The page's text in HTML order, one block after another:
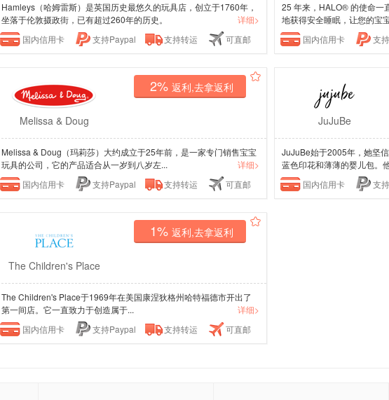
Hamleys（哈姆雷斯）是英国历史最悠久的玩具店，创立于1760年，
坐落于伦敦摄政街，已有超过260年的历史。
详细>
国内信用卡
支持Paypal 支持转运 可直邮
25 年来，HALO® 的使命一
地获得安全睡眠，让您的宝
国内信用卡
支
Melissa & Doug
2% 返利,去拿返利
Melissa & Doug（玛莉莎）大约成立于25年前，是一家专门销售宝宝
玩具的公司，它的产品适合从一岁到八岁左...
详细>
国内信用卡
支持Paypal 支持转运 可直邮
JuJuBe
JuJuBe始于2005年，她坚
蓝色印花和薄薄的婴儿包。
国内信用卡
支
The Children's Place
1% 返利,去拿返利
The Children's Place于1969年在美国康涅狄格州哈特福德市开出了
第一间店。它一直致力于创造属于...
详细>
国内信用卡
支持Paypal 支持转运 可直邮